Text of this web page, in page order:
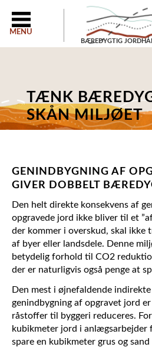
BÆREDYGTIG
MENU
TÆNK
SKÅN MILJØET
GENINDBYGNING AF
GIVER DOBBELT
Den helt direkte konsekvens af
opgravede jord ikke bliver til et
der kommer i overskud, skal ikke
af byer eller landsdele. Denne
betydelig forhold til CO2
der er naturligvis også penge at
Den mest i øjnefaldende
genindbygning af opgravet jord
råstoffer til byggeri reduceres.
kubikmeter jord i anlægsarbejder
spare en kubikmeter grus og